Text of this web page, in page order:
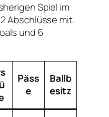
Spiel im
Abschlüsse mit.
und 6
Päss
e
Ballb
esitz